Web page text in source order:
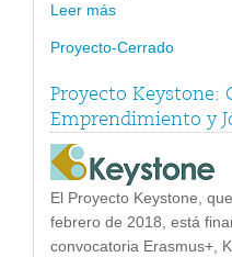
Leer más
Proyecto-Cerrado
Proyecto Keystone:
Emprendimiento y
El Proyecto Keystone,
febrero de 2018, está
convocatoria Erasmus+,